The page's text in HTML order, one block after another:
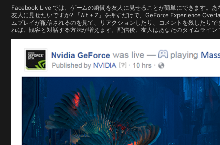
Facebook Live では、ゲームの瞬間を友人に見せることが簡単にできます。
友人に見せたいですか? 「Alt + Z」を押すだけで、GeForce Experience
ムプレイが配信されるのを見て、リアクションしたり、コメントを残したり
れば、観客と対話する方法が増えます。配信後、友人はあなたのタイムライ